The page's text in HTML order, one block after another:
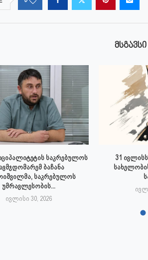
საკრებულოს
ბაჩანა
საკრებულოს
უმრავლესობის...
ივლისი 30, 2026
31